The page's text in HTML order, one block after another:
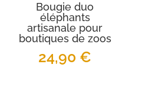
Bougie duo
éléphants
artisanale pour
boutiques de zoos
24,90 €